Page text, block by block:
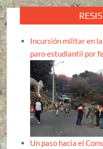
Incursión militar en
paro estudiantil por
Un paso hacia el